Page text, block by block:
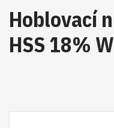
Hoblovací
HSS 18% W